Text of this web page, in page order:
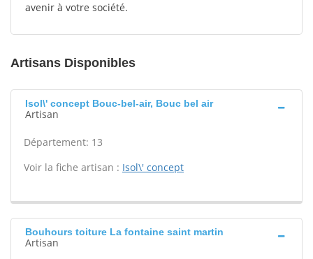
avenir à votre société.
Artisans Disponibles
Isol\' concept Bouc-bel-air, Bouc bel air
Artisan
Département: 13
Voir la fiche artisan : Isol\' concept
Bouhours toiture La fontaine saint martin
Artisan